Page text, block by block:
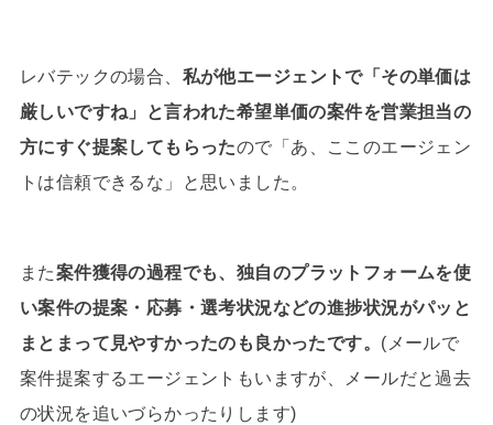
レバテックの場合、 私が他エージェントで「その単価は
厳しいですね」と言われた希望単価の案件を営業担当の
方にすぐ提案してもらったので「あ、ここのエージェン
トは信頼できるな」と思いました。
また案件獲得の過程でも、独自のプラットフォームを使
い案件の提案・応募・選考状況などの進捗状況がパッと
まとまって見やすかったのも良かったです。 (メールで
案件提案するエージェントもいますが、メールだと過去
の状況を追いづらかったりします)